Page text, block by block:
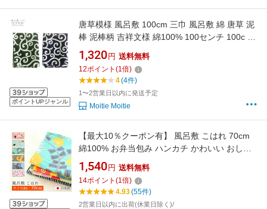
ポイントUPジャンル
唐草模様 風呂敷 100cm 三巾 風呂敷 綿 唐草 泥
棒 泥棒柄 吉祥文様 綿100% 100センチ 100c ふ
ろしき 大判 唐草風呂敷
1,320 円 送料無料
12ポイント (1倍)
4(4件)
1〜2営業日以内に発送予定
Moitie Moitie
【最大10％クーポン有】 風呂敷 こはれ 70cm
綿100% お弁当包み ハンカチ かわいい おしゃ
れ 猫 鳥 むす美 送料無料
1,540 円 送料無料
14ポイント (1倍)
4.93(55件)
2営業日以内に出荷(休業日除く)/